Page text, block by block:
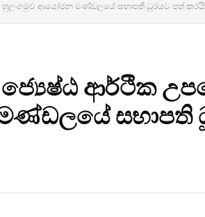
හුලංගමුව ආයෝජන මණ්ඩලයේ සභාපති ධූරයට පත් කරයි
ජ්‍යෙෂ්ඨ ආර්ථික
සභාපති